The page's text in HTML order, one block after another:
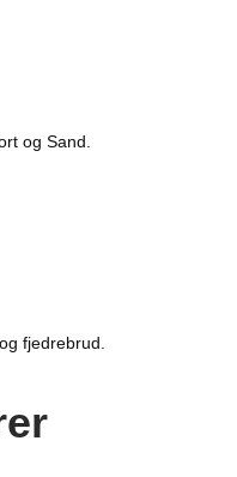
og Sand.
fjedrebrud.